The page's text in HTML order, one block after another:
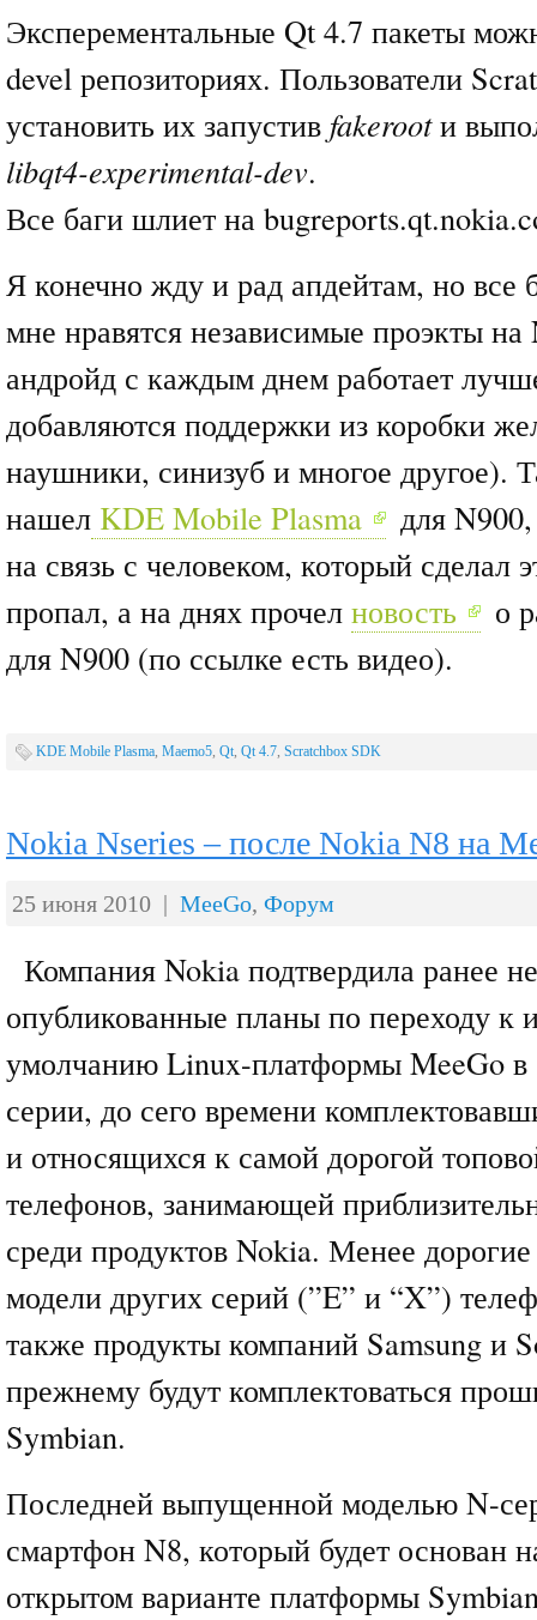
Эксперементальные Qt 4.7 пакеты
devel репозиториях. Пользователи
установить их запустив fakerootи
libqt4-experimental-dev.
Все баги шлиет на
Я конечно жду и рад апдейтам, но все
мне нравятся независимые проэкты
андройд с каждым днем работает
добавляются поддержки из коробки
наушники, синизуб и многое другое).
нашел KDE Mobile Plasma
для
на связь с человеком, который сделал
пропал, а на днях прочел новость
о
для N900 (по ссылке есть видео).
KDE Mobile Plasma, Maemo5, Qt, Qt 4.7, Scratchbox SDK
Nokia Nseries – после Nokia N8 на
25 июня 2010 | MeeGo, Форум
Компания Nokia подтвердила ранее
опубликованные планы по переходу к
умолчанию Linux-платформы MeeGo в
серии, до сего времени
и относящихся к самой дорогой
телефонов, занимающей
среди продуктов Nokia. Менее
модели других серий (”E” и “X”)
также продукты компаний Samsung и
прежнему будут комплектоваться
Symbian.
Последней выпущенной моделью N-
смартфон N8, который будет основан
открытом варианте платформы